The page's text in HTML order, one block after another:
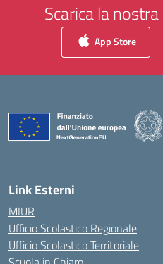
Scarica la
App Store
Link Esterni
MIUR
Ufficio Scolastico Regionale
Ufficio Scolastico Territoriale